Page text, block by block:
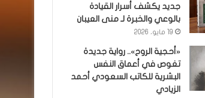
جديد يكشف أسرار القيادة
بالوعي والخبرة لـ منى العيبان
19 مايو، 2026
«أحجية الروح».. رواية جديدة
تغوص في أعماق النفس
البشرية للكاتب السعودي أحمد
الزيادي